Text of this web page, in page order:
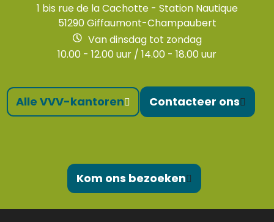
1 bis rue de la Cachotte - Station Nautique
51290 Giffaumont-Champaubert
Van dinsdag tot zondag
10.00 - 12.00 uur / 14.00 - 18.00 uur
Alle VVV-kantoren Contacteer ons
Kom ons bezoeken